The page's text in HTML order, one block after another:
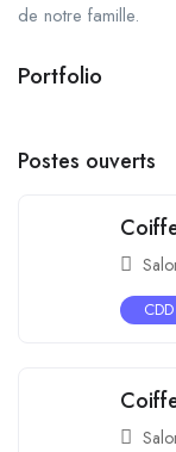
de notre famille.
Portfolio
Postes ouverts
CDD